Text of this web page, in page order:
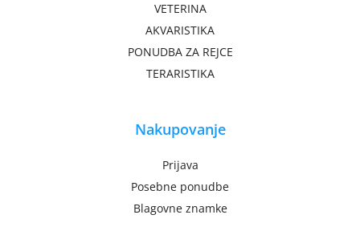
VETERINA
AKVARISTIKA
PONUDBA ZA REJCE
TERARISTIKA
Nakupovanje
Prijava
Posebne ponudbe
Blagovne znamke